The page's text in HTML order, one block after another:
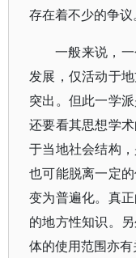
存在着不少的争议
一般来说，
发展，仅活动于
突出。但此一学
还要看其思想学
于当地社会结构
也可能脱离一定
变为普遍化。真
的地方性知识。
体的使用范围亦有